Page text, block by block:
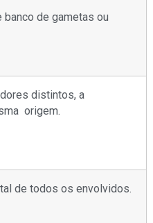
de gametas ou
distintos, a
origem.
de todos os envolvidos.